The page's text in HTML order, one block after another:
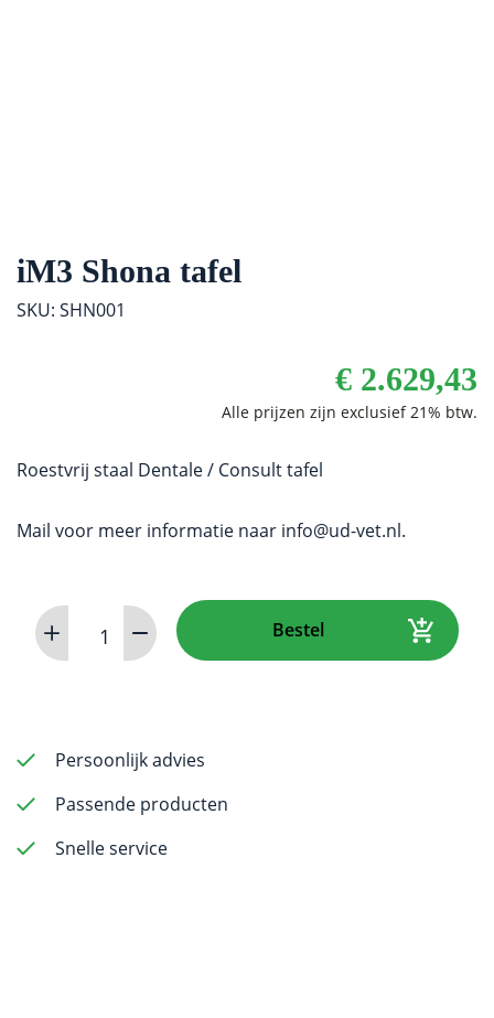
iM3 Shona tafel
SKU: SHN001
€ 2.629,43
Roestvrij staal Dentale / Consult tafel
Mail voor meer informatie naar info@ud-vet.nl.
iM3
Shona
Bestel
Persoonlijk advies
Passende producten
Snelle service